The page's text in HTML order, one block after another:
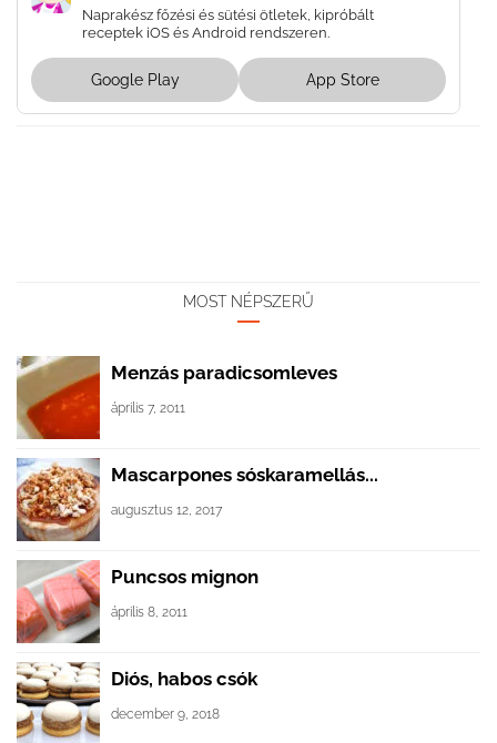
Naprakész főzési és sütési ötletek, kipróbált
receptek iOS és Android rendszeren.
Google Play App Store
MOST NÉPSZERŰ
Menzás paradicsomleves
április 7, 2011
Mascarpones sóskaramellás...
augusztus 12, 2017
Puncsos mignon
április 8, 2011
Diós, habos csók
december 9, 2018